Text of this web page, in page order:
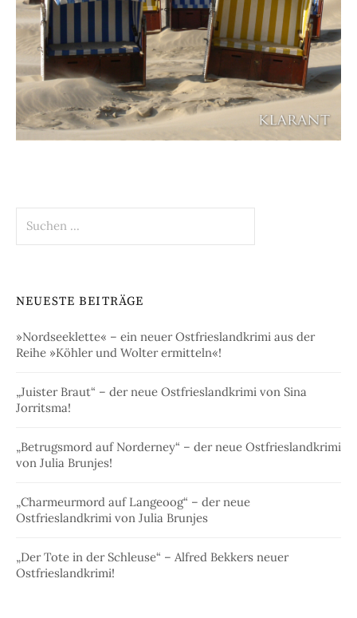
nach:
NEUESTE BEITRÄGE
»Nordseeklette« – ein neuer Ostfrieslandkrimi aus der
Reihe »Köhler und Wolter ermitteln«!
„Juister Braut“ – der neue Ostfrieslandkrimi von Sina
Jorritsma!
„Betrugsmord auf Norderney“ – der neue Ostfrieslandkrimi
von Julia Brunjes!
„Charmeurmord auf Langeoog“ – der neue
Ostfrieslandkrimi von Julia Brunjes
„Der Tote in der Schleuse“ – Alfred Bekkers neuer
Ostfrieslandkrimi!